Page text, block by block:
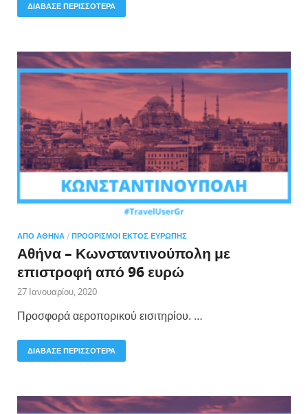
ΔΙΑΒΑΣΕ ΠΕΡΙΣΣΟΤΕΡΑ
ΑΠΌ ΑΘΉΝΑ / ΠΡΟΟΡΙΣΜΟΊ ΕΚΤΌΣ ΕΥΡΏΠΗΣ
Αθήνα – Κωνσταντινούπολη με
επιστροφή από 96 ευρώ
27 Ιανουαρίου, 2020
Προσφορά αεροπορικού εισιτηρίου. …
ΔΙΑΒΑΣΕ ΠΕΡΙΣΣΟΤΕΡΑ